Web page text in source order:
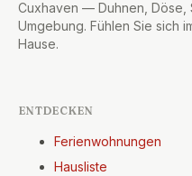
Cuxhaven — Duhnen, Döse,
Umgebung. Fühlen Sie sich
Hause.
ENTDECKEN
Ferienwohnungen
Hausliste